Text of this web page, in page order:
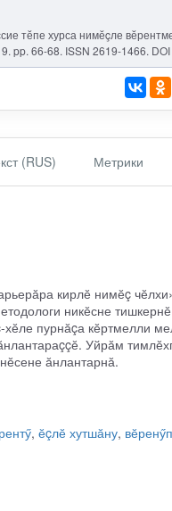
тӗпе хурса нимӗçле
pp. 66-68. ISSN 2619-1466.
(RUS) Метрики
кирлӗ нимӗç
никӗсне
хӗле пурнӑçа кӗртмелли
Уйрӑм
ӑнлантарнӑ.
, ӗçлӗ хутшӑну,